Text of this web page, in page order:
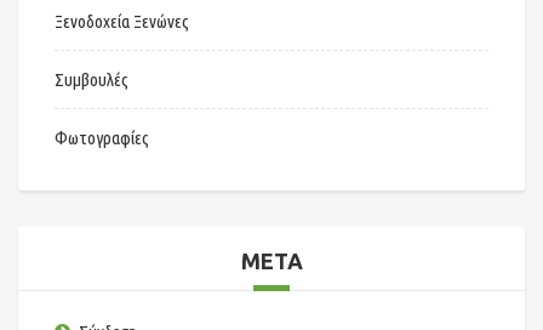
Ξενοδοχεία Ξενώνες
Συμβουλές
Φωτογραφίες
META